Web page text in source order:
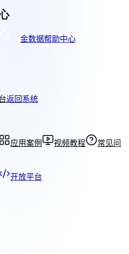
金数据帮助中心
返回系统
应用案例 视频教程
常见问
开放平台